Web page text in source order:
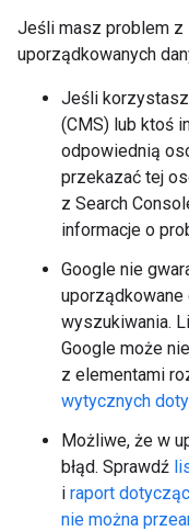
Jeśli masz problem z
uporządkowanych
Jeśli
(CMS) lub ktoś
odpowiednią
przekazać tej
z Search
informacje o
Google nie
uporządkowane
wyszukiwania.
Google może
z elementami
wytycznych
Możliwe, że w
błąd. Sprawdź
i raport
nie można